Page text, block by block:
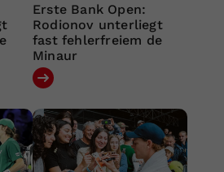
Erste Bank Open:
Rodionov unterliegt
fast fehlerfreiem de
Minaur